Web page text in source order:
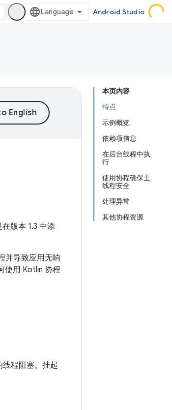
Android Studio
本页内容
特点
示例概览
依赖项信息
在后台线程中执
行
使用协程确保主
线程安全
处理异常
其他协程资源
在版本 1.3 中添
并导致应用无响
使用 Kotlin 协程
程阻塞。 挂起